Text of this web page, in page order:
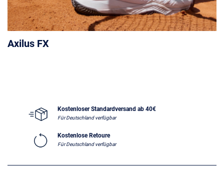
Axilus FX
Kostenloser Standardversand ab 40€
Für Deutschland verfügbar
Kostenlose Retoure
Für Deutschland verfügbar